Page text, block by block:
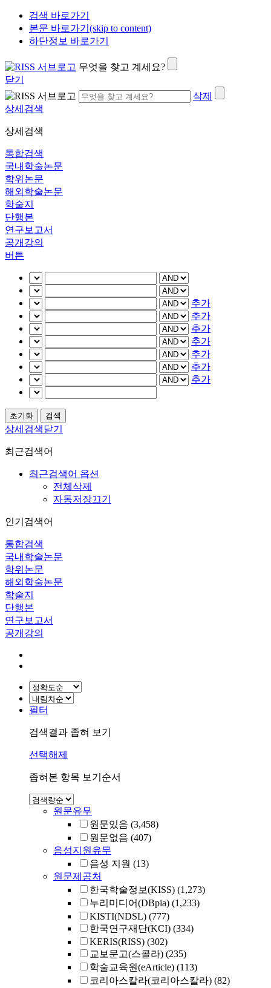
검색 바로가기
본문 바로가기(skip to content)
하단정보 바로가기
무엇을 찾고 계세요?
닫기
삭제
상세검색
상세검색
통합검색
국내학술논문
학위논문
해외학술논문
학술지
단행본
연구보고서
공개강의
버튼
추가
추가
추가
추가
추가
추가
추가
상세검색닫기
최근검색어
최근검색어 옵션
전체삭제
자동저장끄기
인기검색어
통합검색
국내학술논문
학위논문
해외학술논문
학술지
단행본
연구보고서
공개강의
필터
검색결과 좁혀 보기
선택해제
좁혀본 항목 보기순서
원문유무
원문있음 (3,458)
원문없음 (407)
음성지원유무
음성 지원 (13)
원문제공처
한국학술정보(KISS) (1,273)
누리미디어(DBpia) (1,233)
KISTI(NDSL) (777)
한국연구재단(KCI) (334)
KERIS(RISS) (302)
교보문고(스콜라) (235)
학술교육원(eArticle) (113)
코리아스칼라(코리아스칼라) (82)